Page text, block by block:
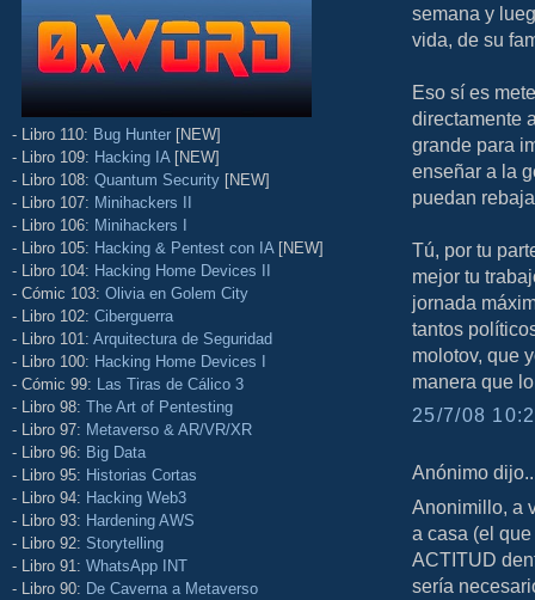
- Libro 110: Bug Hunter [NEW]
- Libro 109: Hacking IA [NEW]
- Libro 108: Quantum Security [NEW]
- Libro 107: Minihackers II
- Libro 106: Minihackers I
- Libro 105: Hacking & Pentest con IA [NEW]
- Libro 104: Hacking Home Devices II
- Cómic 103: Olivia en Golem City
- Libro 102: Ciberguerra
- Libro 101: Arquitectura de Seguridad
- Libro 100: Hacking Home Devices I
- Cómic 99: Las Tiras de Cálico 3
- Libro 98: The Art of Pentesting
- Libro 97: Metaverso & AR/VR/XR
- Libro 96: Big Data
- Libro 95: Historias Cortas
- Libro 94: Hacking Web3
- Libro 93: Hardening AWS
- Libro 92: Storytelling
- Libro 91: WhatsApp INT
- Libro 90: De Caverna a Metaverso
semana y
vida, de su
Eso sí es
directamente
grande para
enseñar a la
puedan
Tú, por tu
mejor tu
jornada
tantos
molotov, que
manera que
25/7/08
Anónimo
Anonimillo, a
a casa (el
ACTITUD
sería